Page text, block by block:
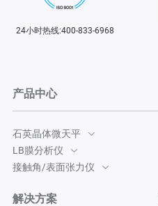
24小时热线:400-833-6968
产品中心
石英晶体微天平
LB膜分析仪
接触角/表面张力仪
解决方案